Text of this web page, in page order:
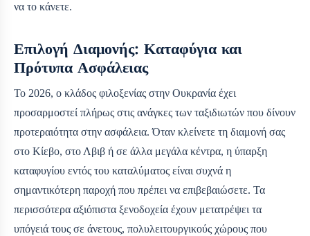
να το κάνετε.
Επιλογή Διαμονής: Καταφύγια και
Πρότυπα Ασφάλειας
Το 2026, ο κλάδος φιλοξενίας στην Ουκρανία έχει
προσαρμοστεί πλήρως στις ανάγκες των ταξιδιωτών που δίνουν
προτεραιότητα στην ασφάλεια. Όταν κλείνετε τη διαμονή σας
στο Κίεβο, στο Λβιβ ή σε άλλα μεγάλα κέντρα, η ύπαρξη
καταφυγίου εντός του καταλύματος είναι συχνά η
σημαντικότερη παροχή που πρέπει να επιβεβαιώσετε. Τα
περισσότερα αξιόπιστα ξενοδοχεία έχουν μετατρέψει τα
υπόγειά τους σε άνετους, πολυλειτουργικούς χώρους που